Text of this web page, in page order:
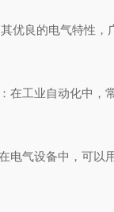
良的电气特性，
工业自动化中，常
气设备中，可以用